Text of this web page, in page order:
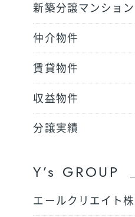
新築分譲マンション
仲介物件
賃貸物件
収益物件
分譲実績
Y’s GROUP
エールクリエイト